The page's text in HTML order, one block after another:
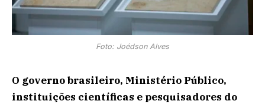
Foto: Joédson Alves
O governo brasileiro, Ministério Público,
instituições científicas e pesquisadores do